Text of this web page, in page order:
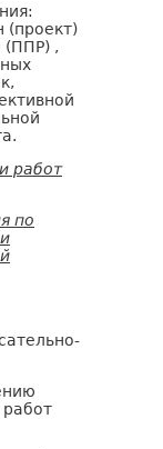
(проект)
(ППР) ,
работ
по